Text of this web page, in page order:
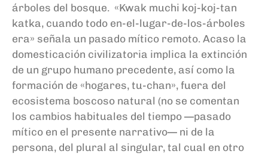
árboles del bosque. «Kwak muchi koj-koj-tan
katka, cuando todo en-el-lugar-de-los-árboles
era» señala un pasado mítico remoto. Acaso la
domesticación civilizatoria implica la extinción
de un grupo humano precedente, así como la
formación de «hogares, tu-chan», fuera del
ecosistema boscoso natural (no se comentan
los cambios habituales del tiempo —pasado
mítico en el presente narrativo— ni de la
persona, del plural al singular, tal cual en otro